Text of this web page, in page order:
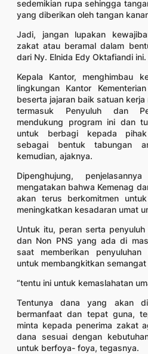
sedemikian rupa sehingga
yang diberikan oleh tangan
Jadi, jangan lupakan
zakat atau beramal dalam
dari Ny. Elnida Edy Oktafiandi ini.
Kepala Kantor, menghimbau
lingkungan Kantor
beserta jajaran baik satuan kerja
termasuk Penyuluh dan
mendukung program ini dan
untuk berbagi kepada
sebagai bentuk tabungan
kemudian, ajaknya.
Dipenghujung,
mengatakan bahwa Kemenag
akan terus berkomitmen
meningkatkan kesadaran umat
Untuk itu, peran serta
dan Non PNS yang ada di
saat memberikan
untuk membangkitkan
“tentu ini untuk kemaslahatan
Tentunya dana yang akan
bermanfaat dan tepat guna,
minta kepada penerima zakat
dana sesuai dengan
untuk berfoya- foya, tegasnya.